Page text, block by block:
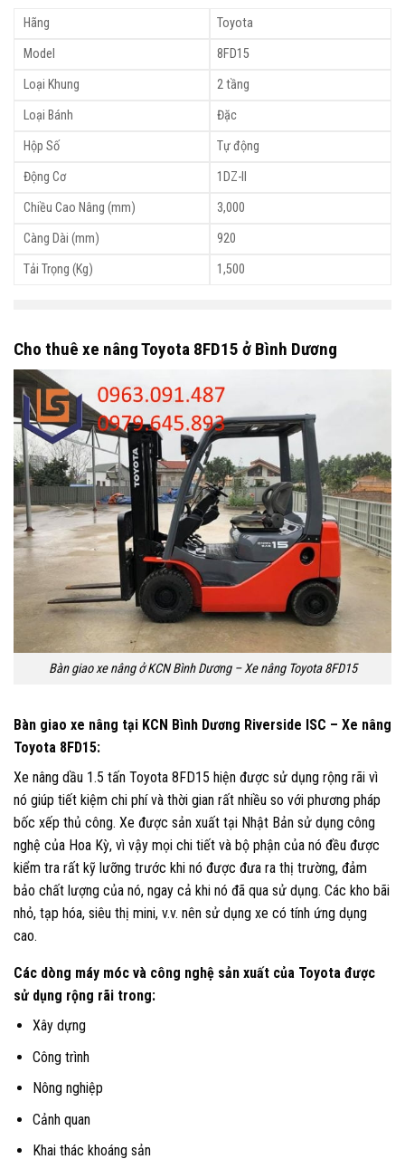
Hãng
Toyota
Model
8FD15
Loại Khung
2 tầng
Loại Bánh
Đặc
Hộp Số
Tự động
Động Cơ
1DZ-II
Chiều Cao Nâng (mm)
3,000
Càng Dài (mm)
920
Tải Trọng (Kg)
1,500
Cho thuê xe nâng Toyota 8FD15 ở Bình Dương
Bàn giao xe nâng ở KCN Bình Dương – Xe nâng Toyota 8FD15
Bàn giao xe nâng tại KCN Bình Dương Riverside ISC – Xe nâng
Toyota 8FD15:
Xe nâng dầu 1.5 tấn Toyota 8FD15 hiện được sử dụng rộng rãi vì
nó giúp tiết kiệm chi phí và thời gian rất nhiều so với phương pháp
bốc xếp thủ công. Xe được sản xuất tại Nhật Bản sử dụng công
nghệ của Hoa Kỳ, vì vậy mọi chi tiết và bộ phận của nó đều được
kiểm tra rất kỹ lưỡng trước khi nó được đưa ra thị trường, đảm
bảo chất lượng của nó, ngay cả khi nó đã qua sử dụng. Các kho bãi
nhỏ, tạp hóa, siêu thị mini, v.v. nên sử dụng xe có tính ứng dụng
cao.
Các dòng máy móc và công nghệ sản xuất của Toyota được
sử dụng rộng rãi trong:
Xây dựng
Công trình
Nông nghiệp
Cảnh quan
Khai thác khoáng sản